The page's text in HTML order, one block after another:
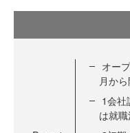
オー
月か
1会社
は就